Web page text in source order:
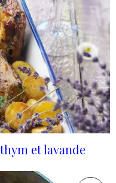
et lavande